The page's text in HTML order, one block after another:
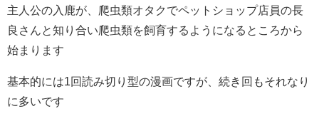
主人公の入鹿が、爬虫類オタクでペットショップ店員の長
良さんと知り合い爬虫類を飼育するようになるところから
始まります
基本的には1回読み切り型の漫画ですが、続き回もそれなり
に多いです